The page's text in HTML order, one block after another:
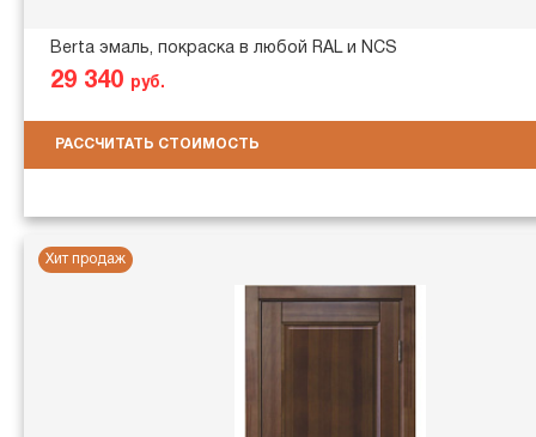
Berta эмаль, покраска в любой RAL и NCS
29 340 руб.
РАССЧИТАТЬ СТОИМОСТЬ
Хит продаж